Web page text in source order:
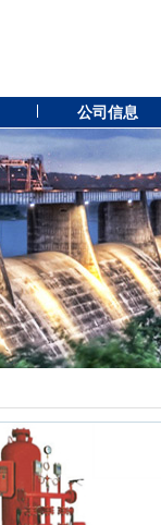
公司信息